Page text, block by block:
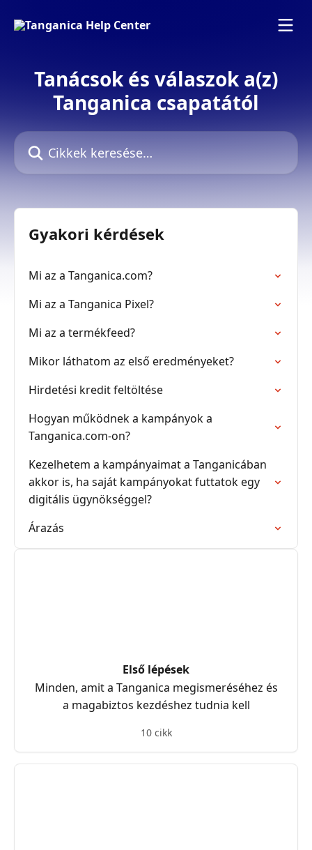
Tanácsok és válaszok a(z)
Tanganica csapatától
Cikkek keresése…
Gyakori kérdések
Mi az a Tanganica.com?
Mi az a Tanganica Pixel?
Mi az a termékfeed?
Mikor láthatom az első eredményeket?
Hirdetési kredit feltöltése
Hogyan működnek a kampányok a
Tanganica.com-on?
Kezelhetem a kampányaimat a Tanganicában
akkor is, ha saját kampányokat futtatok egy
digitális ügynökséggel?
Árazás
Első lépések
Minden, amit a Tanganica megismeréséhez és
a magabiztos kezdéshez tudnia kell
10 cikk